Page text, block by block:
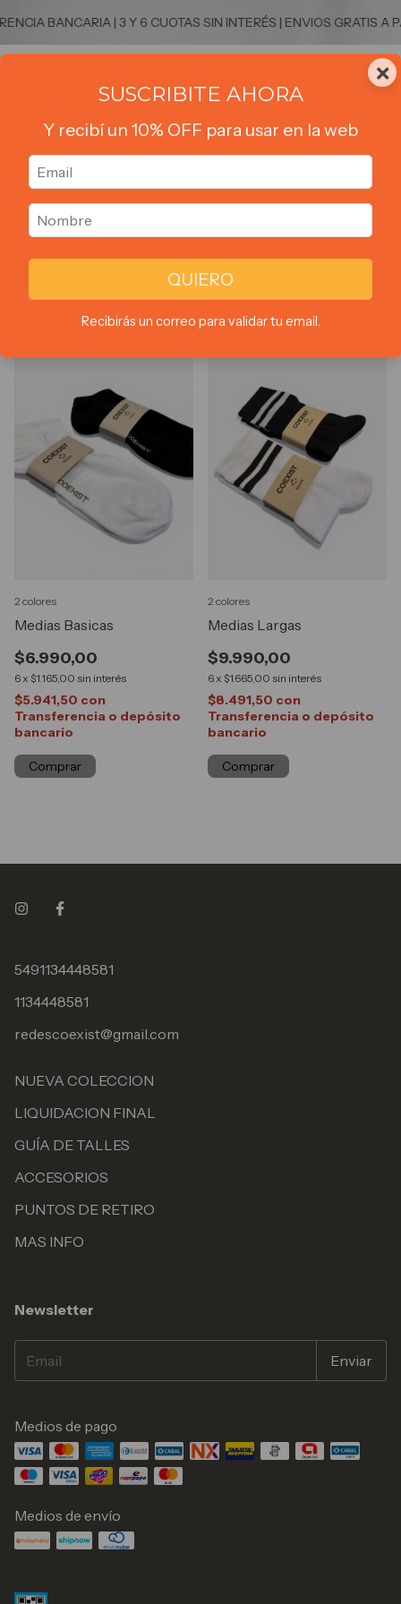
BANCARIA | 3 Y 6 CUOTAS SIN INTERÉS | ENVIOS GRATIS A
0
Medias 2 productos
Más vendidos
Medias Basicas
$6.990,00
6 x $1.165,00 sin interés
$5.941,50 con
Transferencia o depósito
bancario
2 colores
Comprar
Medias Largas
$9.990,00
6 x $1.665,00 sin interés
$8.491,50 con
Transferencia o depósito
bancario
2 colores
Comprar
5491134448581
1134448581
redescoexist@gmail.com
NUEVA COLECCION
LIQUIDACION FINAL
GUÍA DE TALLES
ACCESORIOS
PUNTOS DE RETIRO
MAS INFO
Newsletter
Medios de pago
Medios de envío
×
SUSCRIBITE AHORA
Y recibí un 10% OFF para usar en la web
QUIERO
Recibirás un correo para validar tu email.